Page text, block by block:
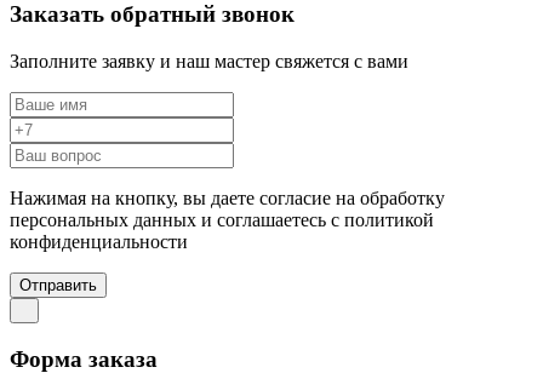
Заказать обратный звонок
Заполните заявку и наш мастер свяжется с вами
Нажимая на кнопку, вы даете согласие на обработку
персональных данных и соглашаетесь c политикой
конфиденциальности
Отправить
Форма заказа